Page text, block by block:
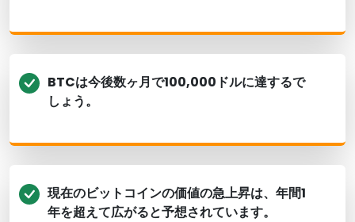
BTCは今後数ヶ月で100,000ドルに達するで
しょう。
現在のビットコインの価値の急上昇は、年間1
年を超えて広がると予想されています。